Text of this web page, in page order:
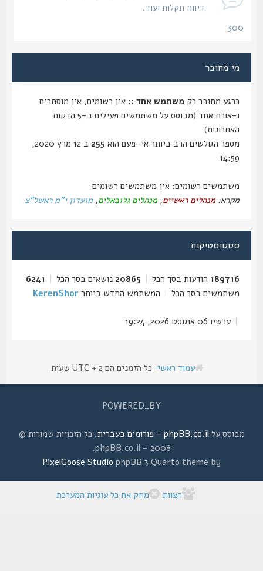
דיווח תקלות ועוד.
מי מחובר
כרגע מחובר רקמשתמש אחד :: אין רשומים, אין מוסתרים
ו-אורח אחד (מבוסס על משתמשים פעילים ב-5 הדקות
האחרונות)
מספר הגולשים הרב ביותר אי-פעם הוא255
ב 12 מרץ 2020,
14:59
משתמשים רשומים: אין משתמשים רשומים
מקרא:מנהלים ראשיים,מנהלים גלובאלים,מועדון י"מ ראשל"צ
סטטיסטיקות
189716הודעות בסך הכל |
20865נושאים בסך הכל |
6241
משתמשים בסך הכל |המשתמש החדש ביותרKerenShor
עכשיו 06 אוגוסט 2026, 19:24
עמוד ראשי כל הזמנים הם UTC + 2 שעות
POWERED_BY
מבוסס עלphpBB.co.il - פורומים בעברית
. כל הזכויות שמורות ©
2008 - phpBB.co.il.
phpBB 3 Quarto theme by
PixelGoose Studio
הצוות מחק את כל עוגיות המערכת